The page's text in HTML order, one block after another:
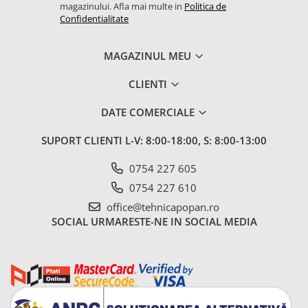
1.7.2. Placute de frana
1.7.4. Piese si accesorii frana
1.8.3. Ambreiaje
1.8.5. Transmisie punte fața 2 WD
(2x4)
magazinului. Afla mai multe in Politica de
Confidentialitate
MAGAZINUL MEU
CLIENTI
DATE COMERCIALE
SUPORT CLIENTI L-V: 8:00-18:00, S: 8:00-13:00
0754 227 605
0754 227 610
office@tehnicapopan.ro
SOCIAL URMARESTE-NE IN SOCIAL MEDIA